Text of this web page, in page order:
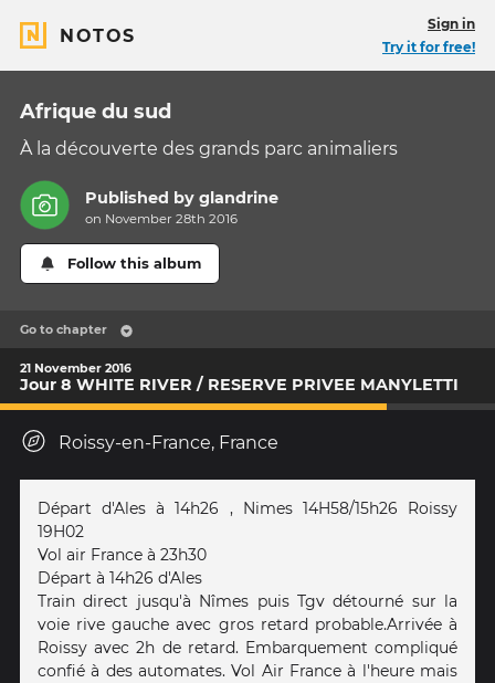
NOTOS
Sign in
Try it for free!
Afrique du sud
À la découverte des grands parc animaliers
Published byglandrine
on November 28th 2016
Follow this album
Go to chapter
21 November 2016
Jour 8 WHITE RIVER / RESERVE PRIVEE MANYLETTI
Roissy-en-France, France
Départ d'Ales à 14h26 , Nimes 14H58/15h26 Roissy
19H02
Vol air France à 23h30
Départ à 14h26 d'Ales
Train direct jusqu'à Nîmes puis Tgv détourné sur la
voie rive gauche avec gros retard probable.Arrivée à
Roissy avec 2h de retard. Embarquement compliqué
confié à des automates. Vol Air France à l'heure mais